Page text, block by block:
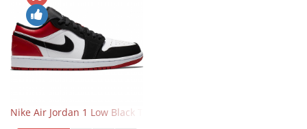
Nike Air Jordan 1 Low Black Toe